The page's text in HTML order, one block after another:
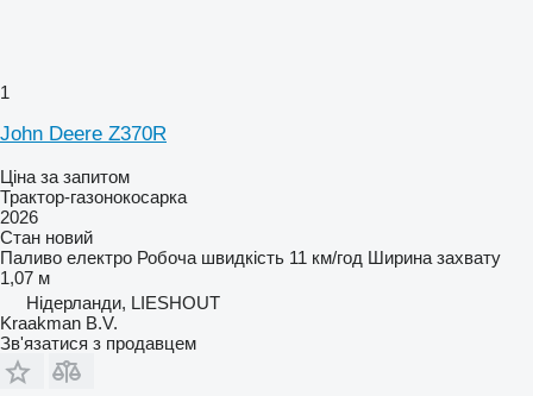
1
John Deere Z370R
Ціна за запитом
Трактор-газонокосарка
2026
Стан новий
Паливо електро Робоча швидкість 11 км/год Ширина захвату
1,07 м
Нідерланди, LIESHOUT
Kraakman B.V.
Зв'язатися з продавцем